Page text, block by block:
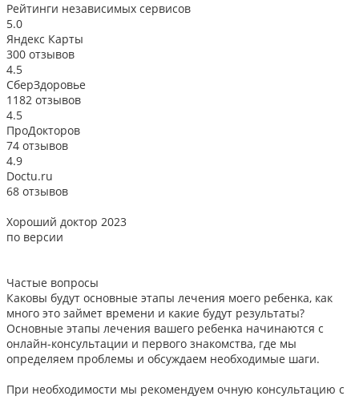
Рейтинги независимых сервисов
5.0
Яндекс Карты
300 отзывов
4.5
СберЗдоровье
1182 отзывов
4.5
ПроДокторов
74 отзывов
4.9
Doctu.ru
68 отзывов
Хороший доктор 2023
по версии
Частые вопросы
Каковы будут основные этапы лечения моего ребенка, как
много это займет времени и какие будут результаты?
Основные этапы лечения вашего ребенка начинаются с
онлайн-консультации и первого знакомства, где мы
определяем проблемы и обсуждаем необходимые шаги.
При необходимости мы рекомендуем очную консультацию с